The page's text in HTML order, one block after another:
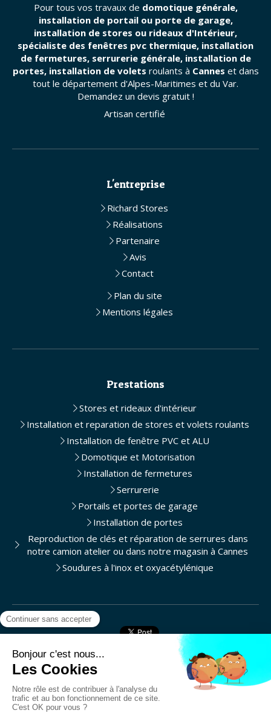
Pour tous vos travaux de domotique générale,
installation de portail ou porte de garage,
installation de stores ou rideaux d'Intérieur,
spécialiste des fenêtres pvc thermique, installation
de fermetures, serrurerie générale, installation de
portes, installation de volets roulants à Cannes et dans
tout le département d'Alpes-Maritimes et du Var.
Demandez un devis gratuit !
Artisan certifié
L'entreprise
Richard Stores
Réalisations
Partenaire
Avis
Contact
Plan du site
Mentions légales
Prestations
Stores et rideaux d'intérieur
Installation et reparation de stores et volets roulants
Installation de fenêtre PVC et ALU
Domotique et Motorisation
Installation de fermetures
Serrurerie
Portails et portes de garage
Installation de portes
Reproduction de clés et réparation de serrures dans
notre camion atelier ou dans notre magasin à Cannes
Soudures à l'inox et oxyacétylénique
Aknin Sesame (Richard Stores)